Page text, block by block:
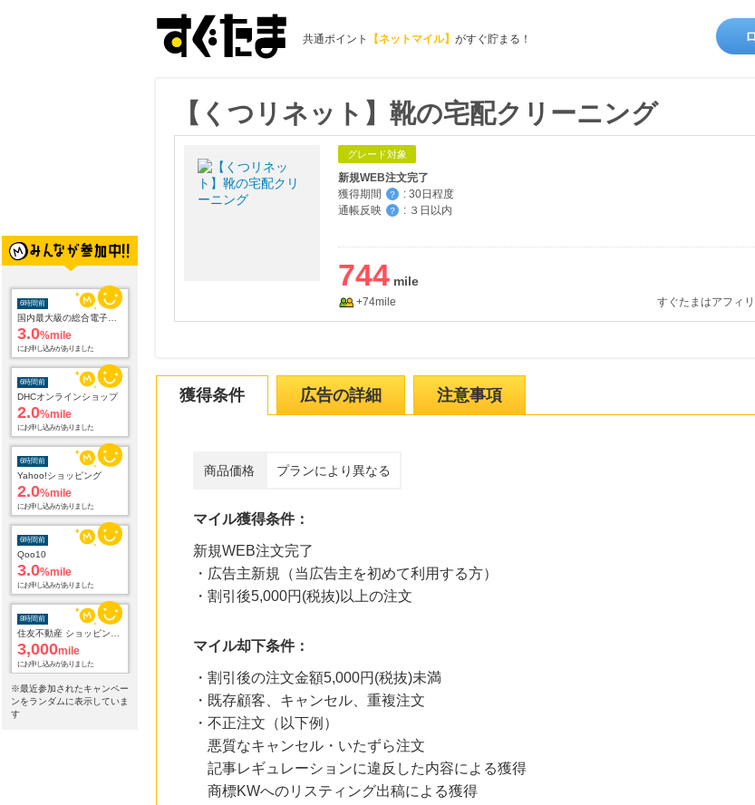
共通ポイント 【ネットマイル】 がすぐ貯まる！
6時間前
3.0%mile
にお申し込みがありました
6時間前
DHCオンラインショップ
2.0%mile
にお申し込みがありました
6時間前
Yahoo!ショッピング
2.0%mile
にお申し込みがありました
6時間前
Qoo10
3.0%mile
にお申し込みがありました
8時間前
3,000mile
にお申し込みがありました
9時間前
※最近参加されたキャンペー
ンをランダムに表示していま
す
【くつリネット】靴の宅配クリーニング
グレード対象
新規WEB注文完了
獲得期間
？ : 30日程度
通帳反映
？ : ３日以内
744
+74mile すぐたまはアフィ
獲得条件 広告の詳細 注意事項
商品価格 プランにより異なる
マイル獲得条件：
新規WEB注文完了
・広告主新規（当広告主を初めて利用する方）
・割引後5,000円(税抜)以上の注文
マイル却下条件：
・割引後の注文金額5,000円(税抜)未満
・既存顧客、キャンセル、重複注文
・不正注文（以下例）
悪質なキャンセル・いたずら注文
記事レギュレーションに違反した内容による獲得
商標KWへのリスティング出稿による獲得